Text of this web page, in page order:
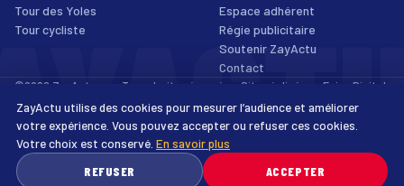
Tour des Yoles
Tour cycliste
Espace adhérent
Régie publicitaire
Soutenir ZayActu
Contact
©2026 ZayActu.org. Tous droits réservés. · Site réalisé par Enjoy Digital
Agency
Mentions légales
Confidentialité Cookies Accessibilité
ZayActu utilise des cookies pour mesurer l’audience et améliorer
votre expérience. Vous pouvez accepter ou refuser ces cookies.
Votre choix est conservé. En savoir plus
REFUSER
ACCEPTER